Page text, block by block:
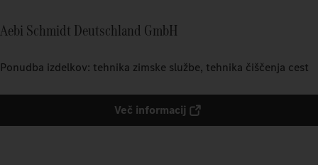
Aebi Schmidt Deutschland GmbH
Ponudba izdelkov: tehnika zimske službe, tehnika čiščenja cest
Več informacij